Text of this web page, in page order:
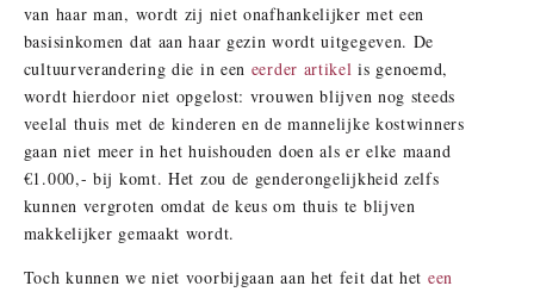
van haar man, wordt zij niet onafhankelijker met een
basisinkomen dat aan haar gezin wordt uitgegeven. De
cultuurverandering die in een eerder artikel is genoemd,
wordt hierdoor niet opgelost: vrouwen blijven nog steeds
veelal thuis met de kinderen en de mannelijke kostwinners
gaan niet meer in het huishouden doen als er elke maand
€1.000,- bij komt. Het zou de genderongelijkheid zelfs
kunnen vergroten omdat de keus om thuis te blijven
makkelijker gemaakt wordt.
Toch kunnen we niet voorbijgaan aan het feit dat het een